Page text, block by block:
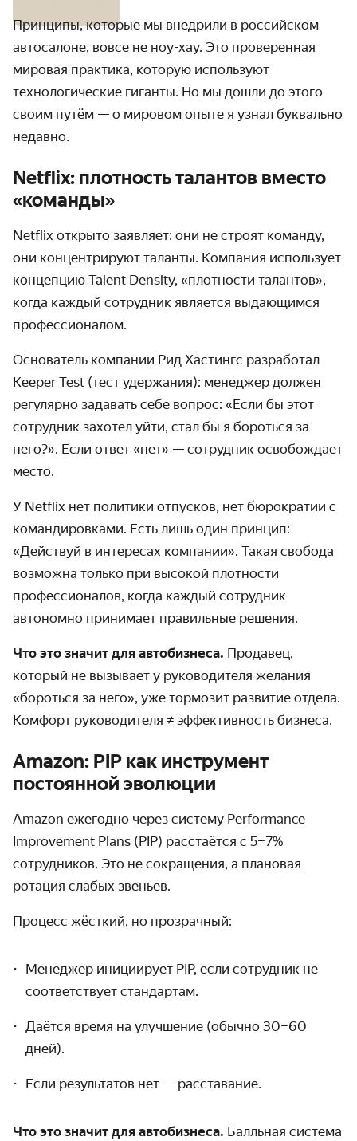
Принципы, которые мы внедрили в российском
автосалоне, вовсе не ноу-хау. Это проверенная
мировая практика, которую используют
технологические гиганты. Но мы дошли до этого
своим путём — о мировом опыте я узнал буквально
недавно.
Netflix: плотность талантов вместо
«команды»
Netflix открыто заявляет: они не строят команду,
они концентрируют таланты. Компания использует
концепцию Talent Density, «плотности талантов»,
когда каждый сотрудник является выдающимся
профессионалом.
Основатель компании Рид Хастингс разработал
Keeper Test (тест удержания): менеджер должен
регулярно задавать себе вопрос: «Если бы этот
сотрудник захотел уйти, стал бы я бороться за
него?». Если ответ «нет» — сотрудник освобождает
место.
У Netflix нет политики отпусков, нет бюрократии с
командировками. Есть лишь один принцип:
«Действуй в интересах компании». Такая свобода
возможна только при высокой плотности
профессионалов, когда каждый сотрудник
автономно принимает правильные решения.
Что это значит для автобизнеса. Продавец,
который не вызывает у руководителя желания
«бороться за него», уже тормозит развитие отдела.
Комфорт руководителя ≠ эффективность бизнеса.
Amazon: PIP как инструмент
постоянной эволюции
Amazon ежегодно через систему Performance
Improvement Plans (PIP) расстаётся с 5–7%
сотрудников. Это не сокращения, а плановая
ротация слабых звеньев.
Процесс жёсткий, но прозрачный:
Менеджер инициирует PIP, если сотрудник не
соответствует стандартам.
Даётся время на улучшение (обычно 30–60
дней).
Если результатов нет — расставание.
Что это значит для автобизнеса. Балльная система